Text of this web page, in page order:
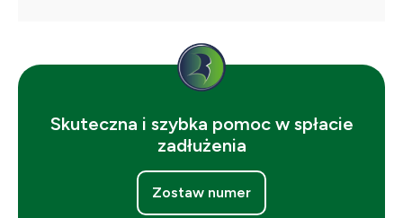
Skuteczna i szybka pomoc w spłacie
zadłużenia
Zostaw numer